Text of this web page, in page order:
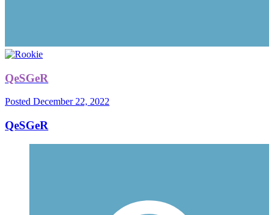
QeSGeR
Posted December 22, 2022
QeSGeR